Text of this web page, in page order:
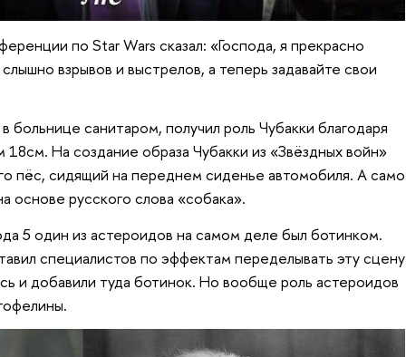
по Star Wars сказал: «Господа, я прекрасно
взрывов и выстрелов, а теперь задавайте свои
санитаром, получил роль Чубакки благодаря
На создание образа Чубакки из «Звёздных войн»
пёс, сидящий на переднем сиденье автомобиля. А само
основе русского слова «собака».
5 один из астероидов на самом деле был ботинком.
специалистов по эффектам переделывать эту сцену
и добавили туда ботинок. Но вообще роль астероидов